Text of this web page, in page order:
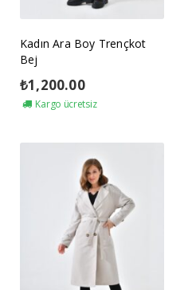
Kadın Ara Boy Trençkot
Bej
₺1,200.00
Kargo ücretsiz